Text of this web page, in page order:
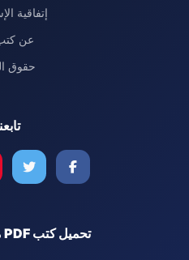
إتفاقية
عن
حقوق
تحميل كتب PDF مجانا – كتب كو